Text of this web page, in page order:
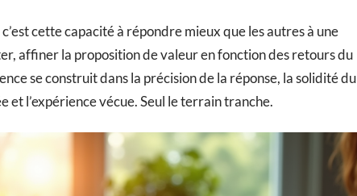
cette capacité à répondre mieux que les autres à une
affiner la proposition de valeur en fonction des retours du
se construit dans la précision de la réponse, la solidité du
et l’expérience vécue. Seul le terrain tranche.